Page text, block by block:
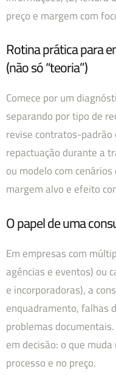
preço e margem com
Rotina prática para
(não só “teoria”)
Comece por um
separando por tipo de
revise contratos-
repactuação durante a
ou modelo com
margem alvo e efeito
O papel de uma
Em empresas com
agências e eventos) ou
e incorporadoras), a
enquadramento, falhas
problemas
em decisão: o que
processo e no preço.